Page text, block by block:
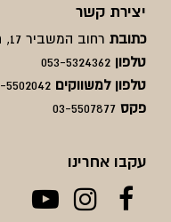
יצירת קשר
כתובת רחוב המשביר 17, חולון
טלפון 053-5324362
טלפון למשווקים 5502042
פקס 03-5507877
עקבו אחרינו